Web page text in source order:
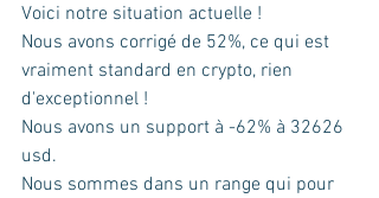
Voici notre situation actuelle !
Nous avons corrigé de 52%, ce qui est
vraiment standard en crypto, rien
d'exceptionnel !
Nous avons un support à -62% à 32626
usd.
Nous sommes dans un range qui pour